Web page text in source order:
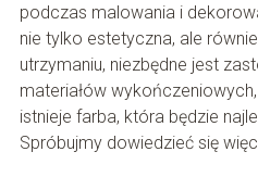
podczas malowania i
nie tylko estetyczna, ale
utrzymaniu, niezbędne jest
materiałów
istnieje farba, która będzie
Spróbujmy dowiedzieć się